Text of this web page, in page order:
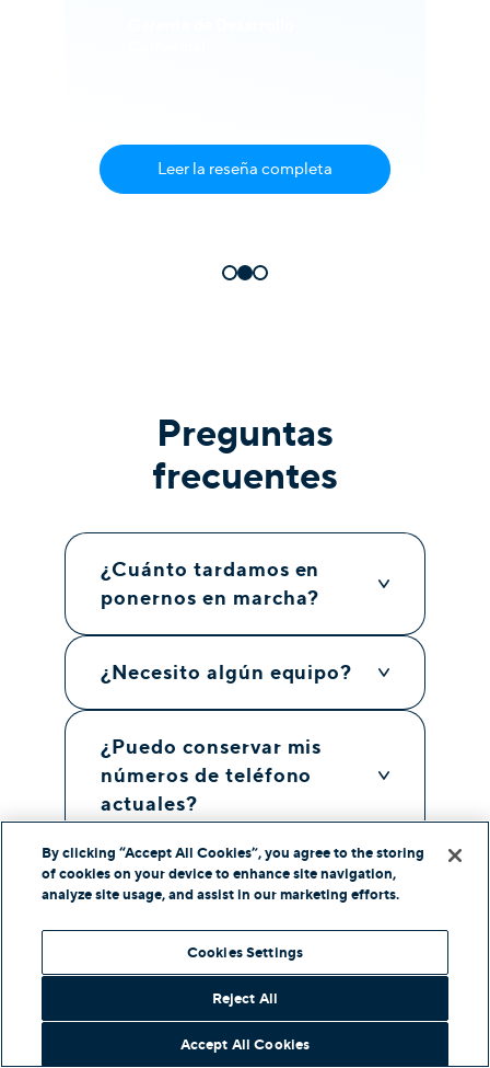
Leer la reseña completa
Preguntas
frecuentes
¿Cuánto tardamos en
ponernos en marcha?
¿Necesito algún equipo?
¿Puedo conservar mis
números de teléfono
actuales?
¿Cómo funciona en varias
oficinas?
¿Cómo se protegen los
datos de los clientes?
By clicking “Accept All Cookies”, you agree to the storing
of cookies on your device to enhance site navigation,
analyze site usage, and assist in our marketing efforts.
Cookies Settings
Reject All
Accept All Cookies